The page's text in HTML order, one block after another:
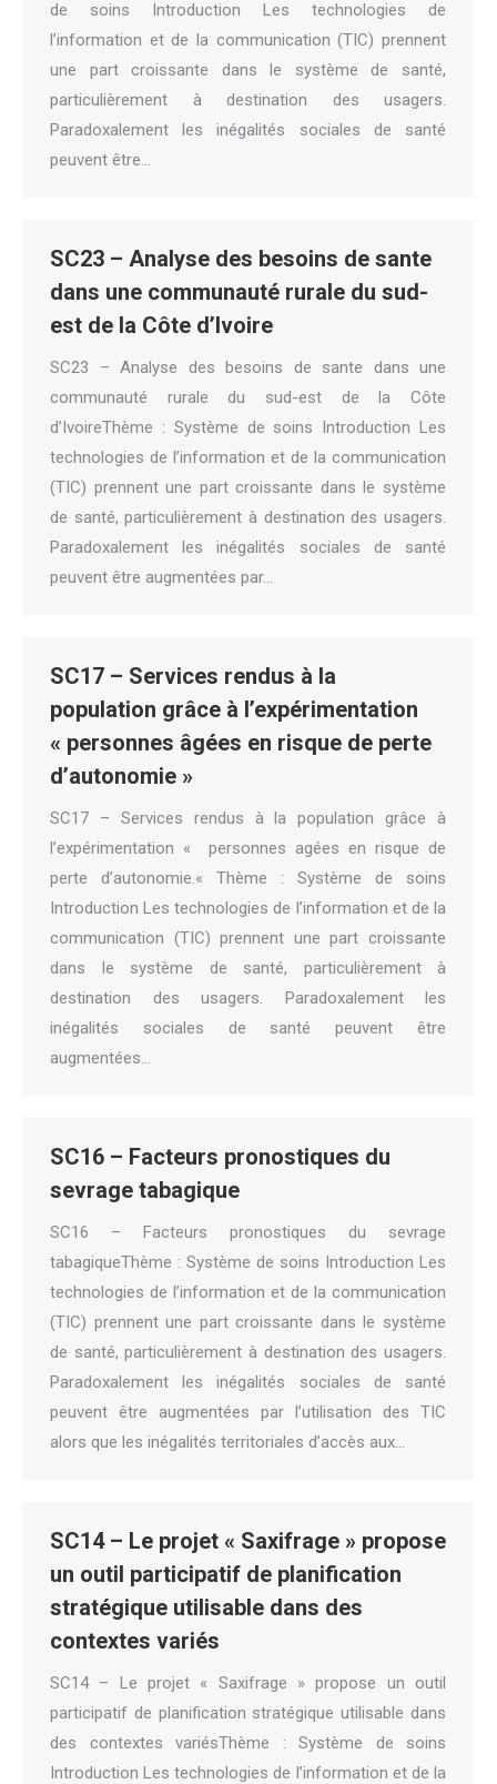
de soins Introduction Les technologies de
l’information et de la communication (TIC) prennent
une part croissante dans le système de santé,
particulièrement à destination des usagers.
Paradoxalement les inégalités sociales de santé
peuvent être…
SC23 – Analyse des besoins de sante
dans une communauté rurale du sud-
est de la Côte d’Ivoire
SC23 – Analyse des besoins de sante dans une
communauté rurale du sud-est de la Côte
d’IvoireThème : Système de soins Introduction Les
technologies de l’information et de la communication
(TIC) prennent une part croissante dans le système
de santé, particulièrement à destination des usagers.
Paradoxalement les inégalités sociales de santé
peuvent être augmentées par…
SC17 – Services rendus à la
population grâce à l’expérimentation
« personnes âgées en risque de perte
d’autonomie »
SC17 – Services rendus à la population grâce à
l’expérimentation « personnes agées en risque de
perte d’autonomie.« Thème : Système de soins
Introduction Les technologies de l’information et de la
communication (TIC) prennent une part croissante
dans le système de santé, particulièrement à
destination des usagers. Paradoxalement les
inégalités sociales de santé peuvent être
augmentées…
SC16 – Facteurs pronostiques du
sevrage tabagique
SC16 – Facteurs pronostiques du sevrage
tabagiqueThème : Système de soins Introduction Les
technologies de l’information et de la communication
(TIC) prennent une part croissante dans le système
de santé, particulièrement à destination des usagers.
Paradoxalement les inégalités sociales de santé
peuvent être augmentées par l’utilisation des TIC
alors que les inégalités territoriales d’accès aux…
SC14 – Le projet « Saxifrage » propose
un outil participatif de planification
stratégique utilisable dans des
contextes variés
SC14 – Le projet « Saxifrage » propose un outil
participatif de planification stratégique utilisable dans
des contextes variésThème : Système de soins
Introduction Les technologies de l’information et de la